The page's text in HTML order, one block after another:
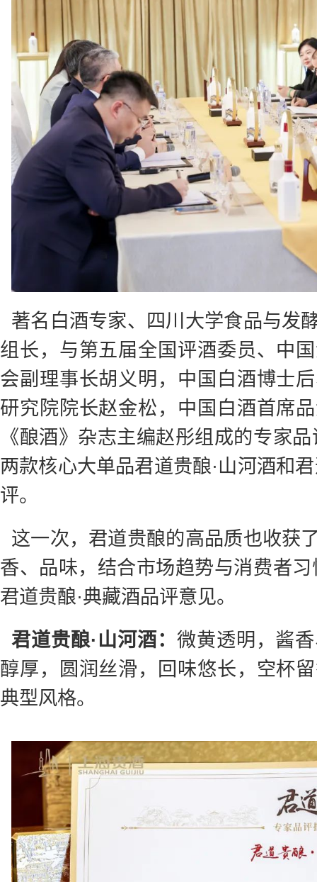
著名白酒专家、四川大学食品与发
组长，与第五届全国评酒委员、中
会副理事长胡义明，中国白酒博士
研究院院长赵金松，中国白酒首席
《酿酒》杂志主编赵彤组成的专家
两款核心大单品君道贵酿·山河酒和
评。
这一次，君道贵酿的高品质也收获
香、品味，结合市场趋势与消费者
君道贵酿·典藏酒品评意见。
君道贵酿·山河酒： 微黄透明，酱
醇厚，圆润丝滑，回味悠长，空杯
典型风格。